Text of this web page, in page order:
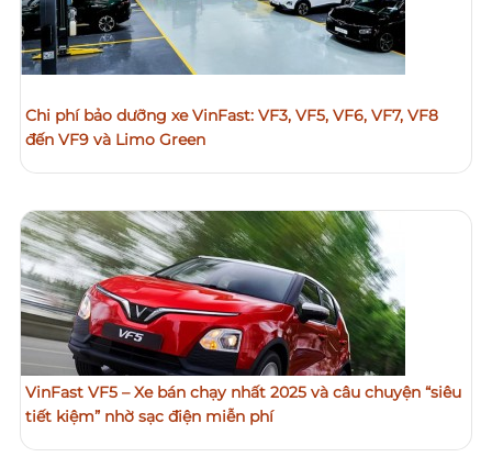
Chi phí bảo dưỡng xe VinFast: VF3, VF5, VF6, VF7, VF8
đến VF9 và Limo Green
VinFast VF5 – Xe bán chạy nhất 2025 và câu chuyện “siêu
tiết kiệm” nhờ sạc điện miễn phí